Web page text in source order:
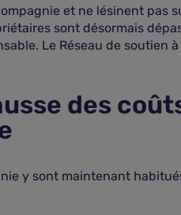
et ne lésinent pas
sont désormais
Le Réseau de soutien
des
y sont maintenant